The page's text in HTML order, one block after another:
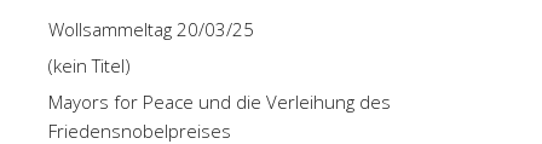
Wollsammeltag 20/03/25
(kein Titel)
Mayors for Peace und die Verleihung des
Friedensnobelpreises